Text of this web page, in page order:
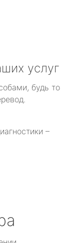
услуг
будь то
–